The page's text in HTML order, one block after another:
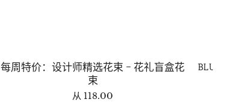
每周特价：设计师精选花束 - 花礼盲盒花
束
从 118.00